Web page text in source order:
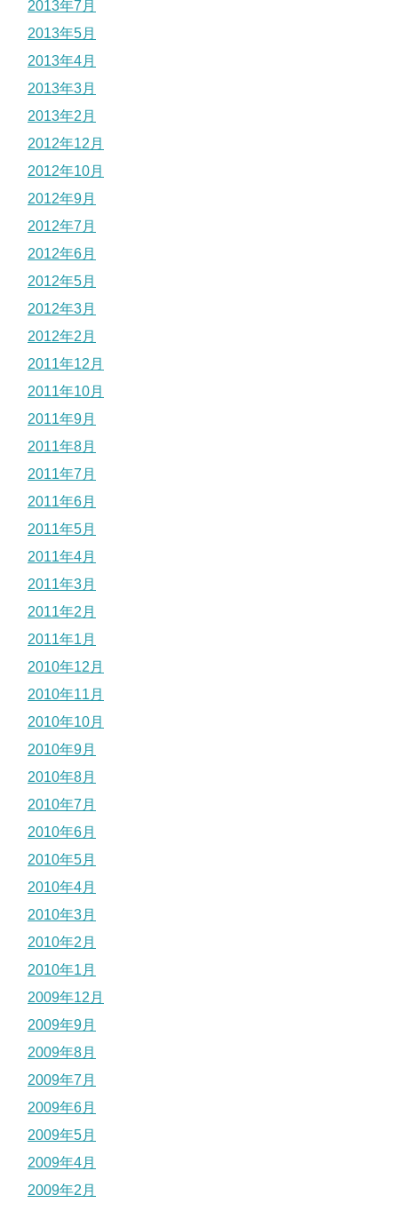
2013年7月
2013年5月
2013年4月
2013年3月
2013年2月
2012年12月
2012年10月
2012年9月
2012年7月
2012年6月
2012年5月
2012年3月
2012年2月
2011年12月
2011年10月
2011年9月
2011年8月
2011年7月
2011年6月
2011年5月
2011年4月
2011年3月
2011年2月
2011年1月
2010年12月
2010年11月
2010年10月
2010年9月
2010年8月
2010年7月
2010年6月
2010年5月
2010年4月
2010年3月
2010年2月
2010年1月
2009年12月
2009年9月
2009年8月
2009年7月
2009年6月
2009年5月
2009年4月
2009年2月